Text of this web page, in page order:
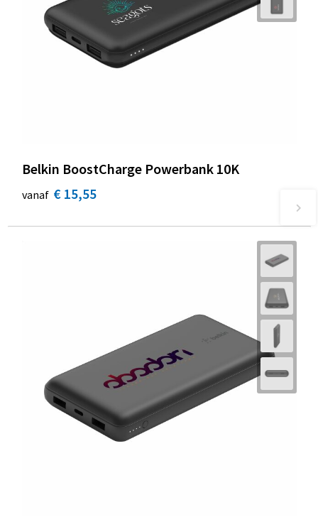
Belkin BoostCharge Powerbank 10K
vanaf € 15,55